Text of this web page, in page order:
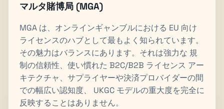
マルタ賭博局 (MGA)
MGA は、オンラインギャンブルにおける EU 向け
ライセンスのハブとして最もよく知られています。
その魅力はバランスにあります。それは強力な 規
制の信頼性、使い慣れた B2C/B2B ライセンス アー
キテクチャ、サプライヤーや決済プロバイダーの間
での幅広い認知度、 UKGC モデルの重大度を完全に
反映することはありません。